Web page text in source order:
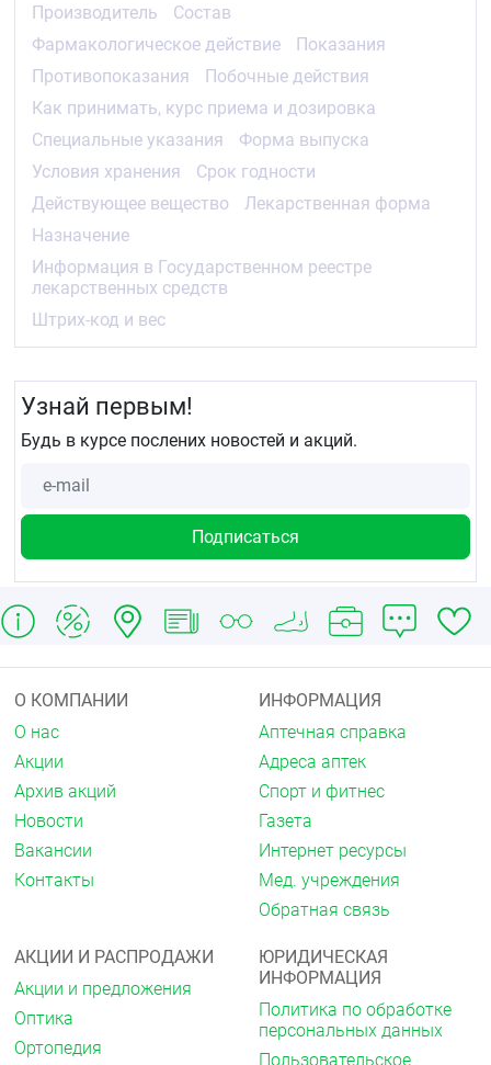
Производитель
Состав
Фармакологическое действие
Показания
Противопоказания
Побочные действия
Как принимать, курс приема и дозировка
Специальные указания
Форма выпуска
Условия хранения
Срок годности
Действующее вещество
Лекарственная форма
Назначение
Информация в Государственном реестре
лекарственных средств
Штрих-код и вес
Узнай первым!
Будь в курсе послених новостей и акций.
О КОМПАНИИ
О нас
Акции
Архив акций
Новости
Вакансии
Контакты
ИНФОРМАЦИЯ
Аптечная справка
Адреса аптек
Спорт и фитнес
Газета
Интернет ресурсы
Мед. учреждения
Обратная связь
АКЦИИ И РАСПРОДАЖИ
Акции и предложения
Оптика
Ортопедия
ЮРИДИЧЕСКАЯ
ИНФОРМАЦИЯ
Политика по обработке
персональных данных
Пользовательское